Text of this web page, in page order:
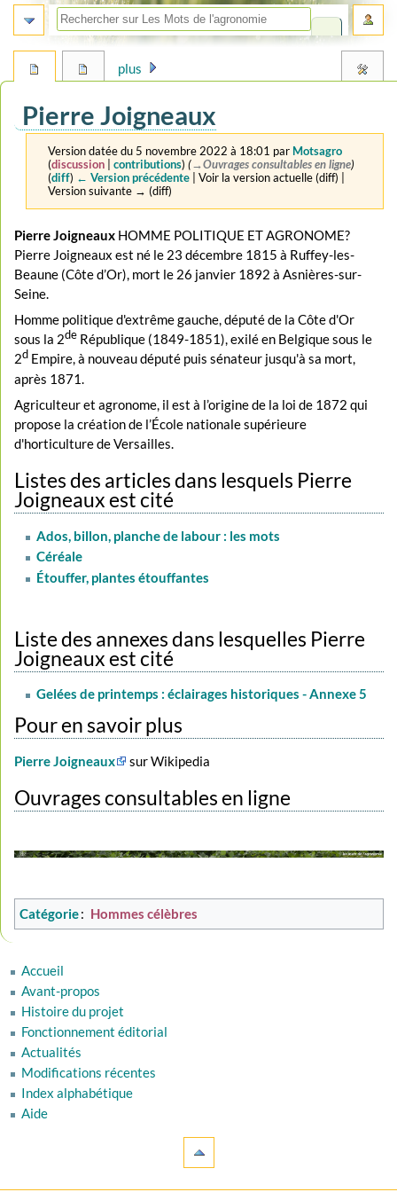
Pierre Joigneaux
Version datée du 5 novembre 2022 à 18:01 par Motsagro
(discussion |contributions) (→‎Ouvrages consultables en ligne)
(diff) ← Version précédente | Voir la version actuelle (diff) |
Version suivante → (diff)
Aller
à
la
navigation
Aller
à
la
recherche
Pierre Joigneaux HOMME POLITIQUE ET AGRONOME?
Pierre Joigneaux est né le 23 décembre 1815 à Ruffey-les-
Beaune (Côte d’Or), mort le 26 janvier 1892 à Asnières-sur-
Seine.
Homme politique d'extrême gauche, député de la Côte d'Or
sous la 2de République (1849-1851), exilé en Belgique sous le
2d Empire, à nouveau député puis sénateur jusqu'à sa mort,
après 1871.
Agriculteur et agronome, il est à l’origine de la loi de 1872 qui
propose la création de l’École nationale supérieure
d'horticulture de Versailles.
Listes des articles dans lesquels Pierre
Joigneaux est cité
Ados, billon, planche de labour : les mots
Céréale
Étouffer, plantes étouffantes
Liste des annexes dans lesquelles Pierre
Joigneaux est cité
Gelées de printemps : éclairages historiques - Annexe 5
Pour en savoir plus
Pierre Joigneaux sur Wikipedia
Ouvrages consultables en ligne
Catégorie: Hommes célèbres
plus
Accueil
Avant-propos
Histoire du projet
Fonctionnement éditorial
Actualités
Modifications récentes
Index alphabétique
Aide